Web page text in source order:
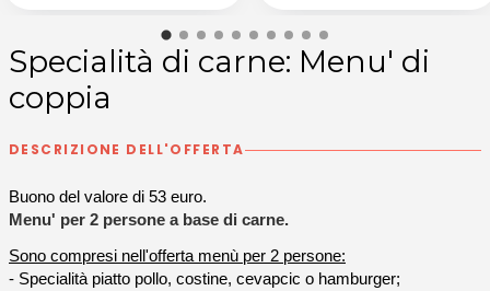
Specialità di carne: Menu' di
coppia
DESCRIZIONE DELL'OFFERTA
Buono del valore di 53 euro.
Menu' per 2 persone a base di carne.
Sono compresi nell'offerta menù per 2 persone:
- Specialità piatto pollo, costine, cevapcic o hamburger;